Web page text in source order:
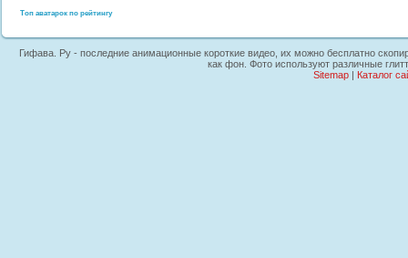
Топ аватарок по рейтингу
Гифава. Ру - последние анимационные короткие видео, их можно бесплатно
как фон. Фото используют различные
Sitemap| Каталог